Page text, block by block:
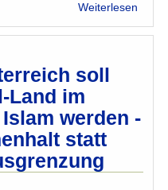
Weiterlesen
soll
Land im
werden -
statt